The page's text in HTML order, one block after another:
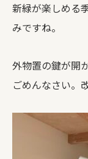
新緑が楽しめる
みですね。
外物置の鍵が開
ごめんなさい。